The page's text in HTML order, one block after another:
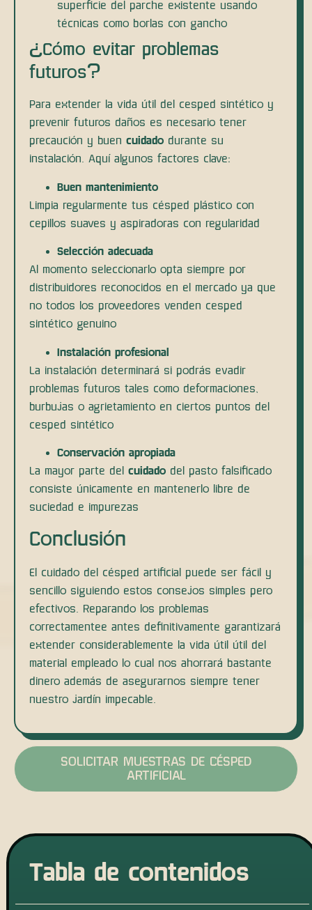
superficie del parche existente usando
técnicas como borlas con gancho
¿Cómo evitar problemas
futuros?
Para extender la vida útil del cesped sintético y
prevenir futuros daños es necesario tener
precaución y buencuidado durante su
instalación. Aquí algunos factores clave:
Buen mantenimiento
Limpia regularmente tus césped plástico con
cepillos suaves y aspiradoras con regularidad
Selección adecuada
Al momento seleccionarlo opta siempre por
distribuidores reconocidos en el mercado ya que
no todos los proveedores venden cesped
sintético genuino
Instalación profesional
La instalación determinará si podrás evadir
problemas futuros tales como deformaciones,
burbujas o agrietamiento en ciertos puntos del
cesped sintético
Conservación apropiada
La mayor parte delcuidado del pasto falsificado
consiste únicamente en mantenerlo libre de
suciedad e impurezas
Conclusión
El cuidado del césped artificial puede ser fácil y
sencillo siguiendo estos consejos simples pero
efectivos. Reparando los problemas
correctamentee antes definitivamente garantizará
extender considerablemente la vida útil útil del
material empleado lo cual nos ahorrará bastante
dinero además de asegurarnos siempre tener
nuestro jardín impecable.
SOLICITAR MUESTRAS DE CÉSPED
ARTIFICIAL
Tabla de contenidos